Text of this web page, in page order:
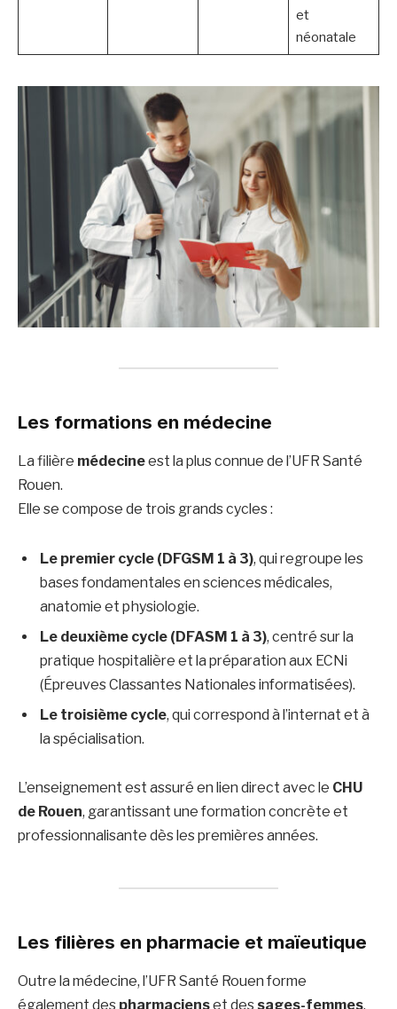
et
néonatale
Les formations en médecine
La filière médecineest la plus connue de l’UFR Santé
Rouen.
Elle se compose de trois grands cycles :
Le premier cycle (DFGSM 1 à 3), qui regroupe les
bases fondamentales en sciences médicales,
anatomie et physiologie.
Le deuxième cycle (DFASM 1 à 3), centré sur la
pratique hospitalière et la préparation aux ECNi
(Épreuves Classantes Nationales informatisées).
Le troisième cycle, qui correspond à l’internat et à
la spécialisation.
L’enseignement est assuré en lien direct avec le CHU
de Rouen, garantissant une formation concrète et
professionnalisante dès les premières années.
Les filières en pharmacie et maïeutique
Outre la médecine, l’UFR Santé Rouen forme
également des pharmacienset des sages-femmes.